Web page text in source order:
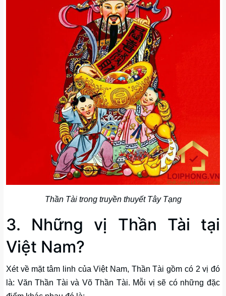
Thần Tài trong truyền thuyết Tây Tạng
3. Những vị Thần Tài tại
Việt Nam?
Xét về mặt tâm linh của Việt Nam, Thần Tài gồm có 2 vị đó
là: Văn Thần Tài và Võ Thần Tài. Mỗi vị sẽ có những đặc